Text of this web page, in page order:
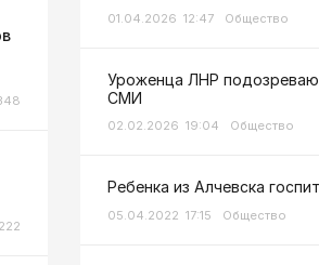
222
01.04.2026 12:47 Общество
Уроженца ЛНР
СМИ
02.02.2026 19:04 Общество
Ребенка из Алчевска
05.04.2022 17:15 Общество